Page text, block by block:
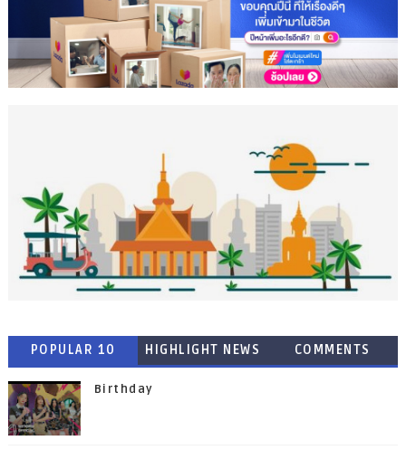
POPULAR 10 HIGHLIGHT NEWS COMMENTS
Birthday